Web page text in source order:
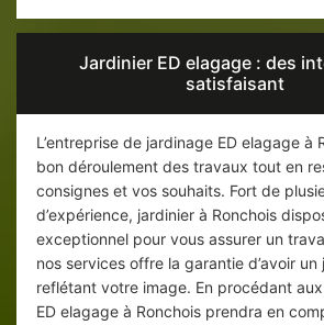
Jardinier ED elagage : des
satisfaisant
L’entreprise de jardinage ED elagage à
bon déroulement des travaux tout en
consignes et vos souhaits. Fort de
d’expérience, jardinier à Ronchois
exceptionnel pour vous assurer un
nos services offre la garantie d’avoir
reflétant votre image. En procédant
ED elagage à Ronchois prendra en